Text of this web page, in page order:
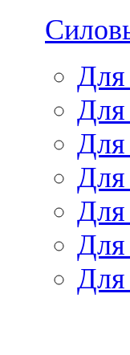
Для
Для
Для
Для
Для
Для